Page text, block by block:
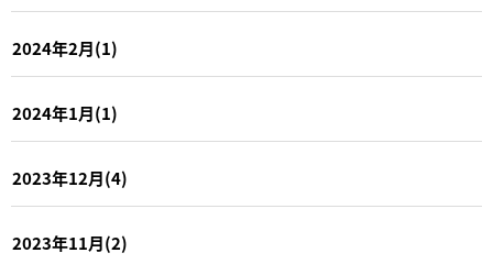
2024年2月(1)
2024年1月(1)
2023年12月(4)
2023年11月(2)